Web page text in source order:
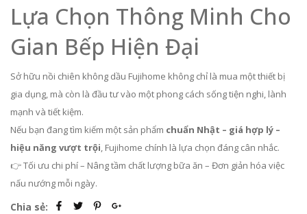
Lựa Chọn Thông Minh Cho
Gian Bếp Hiện Đại
Sở hữu nồi chiên không dầu Fujihome không chỉ là mua một thiết bị
gia dụng, mà còn là đầu tư vào một phong cách sống tiện nghi, lành
mạnh và tiết kiệm.
Nếu bạn đang tìm kiếm một sản phẩm chuẩn Nhật – giá hợp lý –
hiệu năng vượt trội, Fujihome chính là lựa chọn đáng cân nhắc.
👉 Tối ưu chi phí – Nâng tầm chất lượng bữa ăn – Đơn giản hóa việc
nấu nướng mỗi ngày.
Chia sẻ: